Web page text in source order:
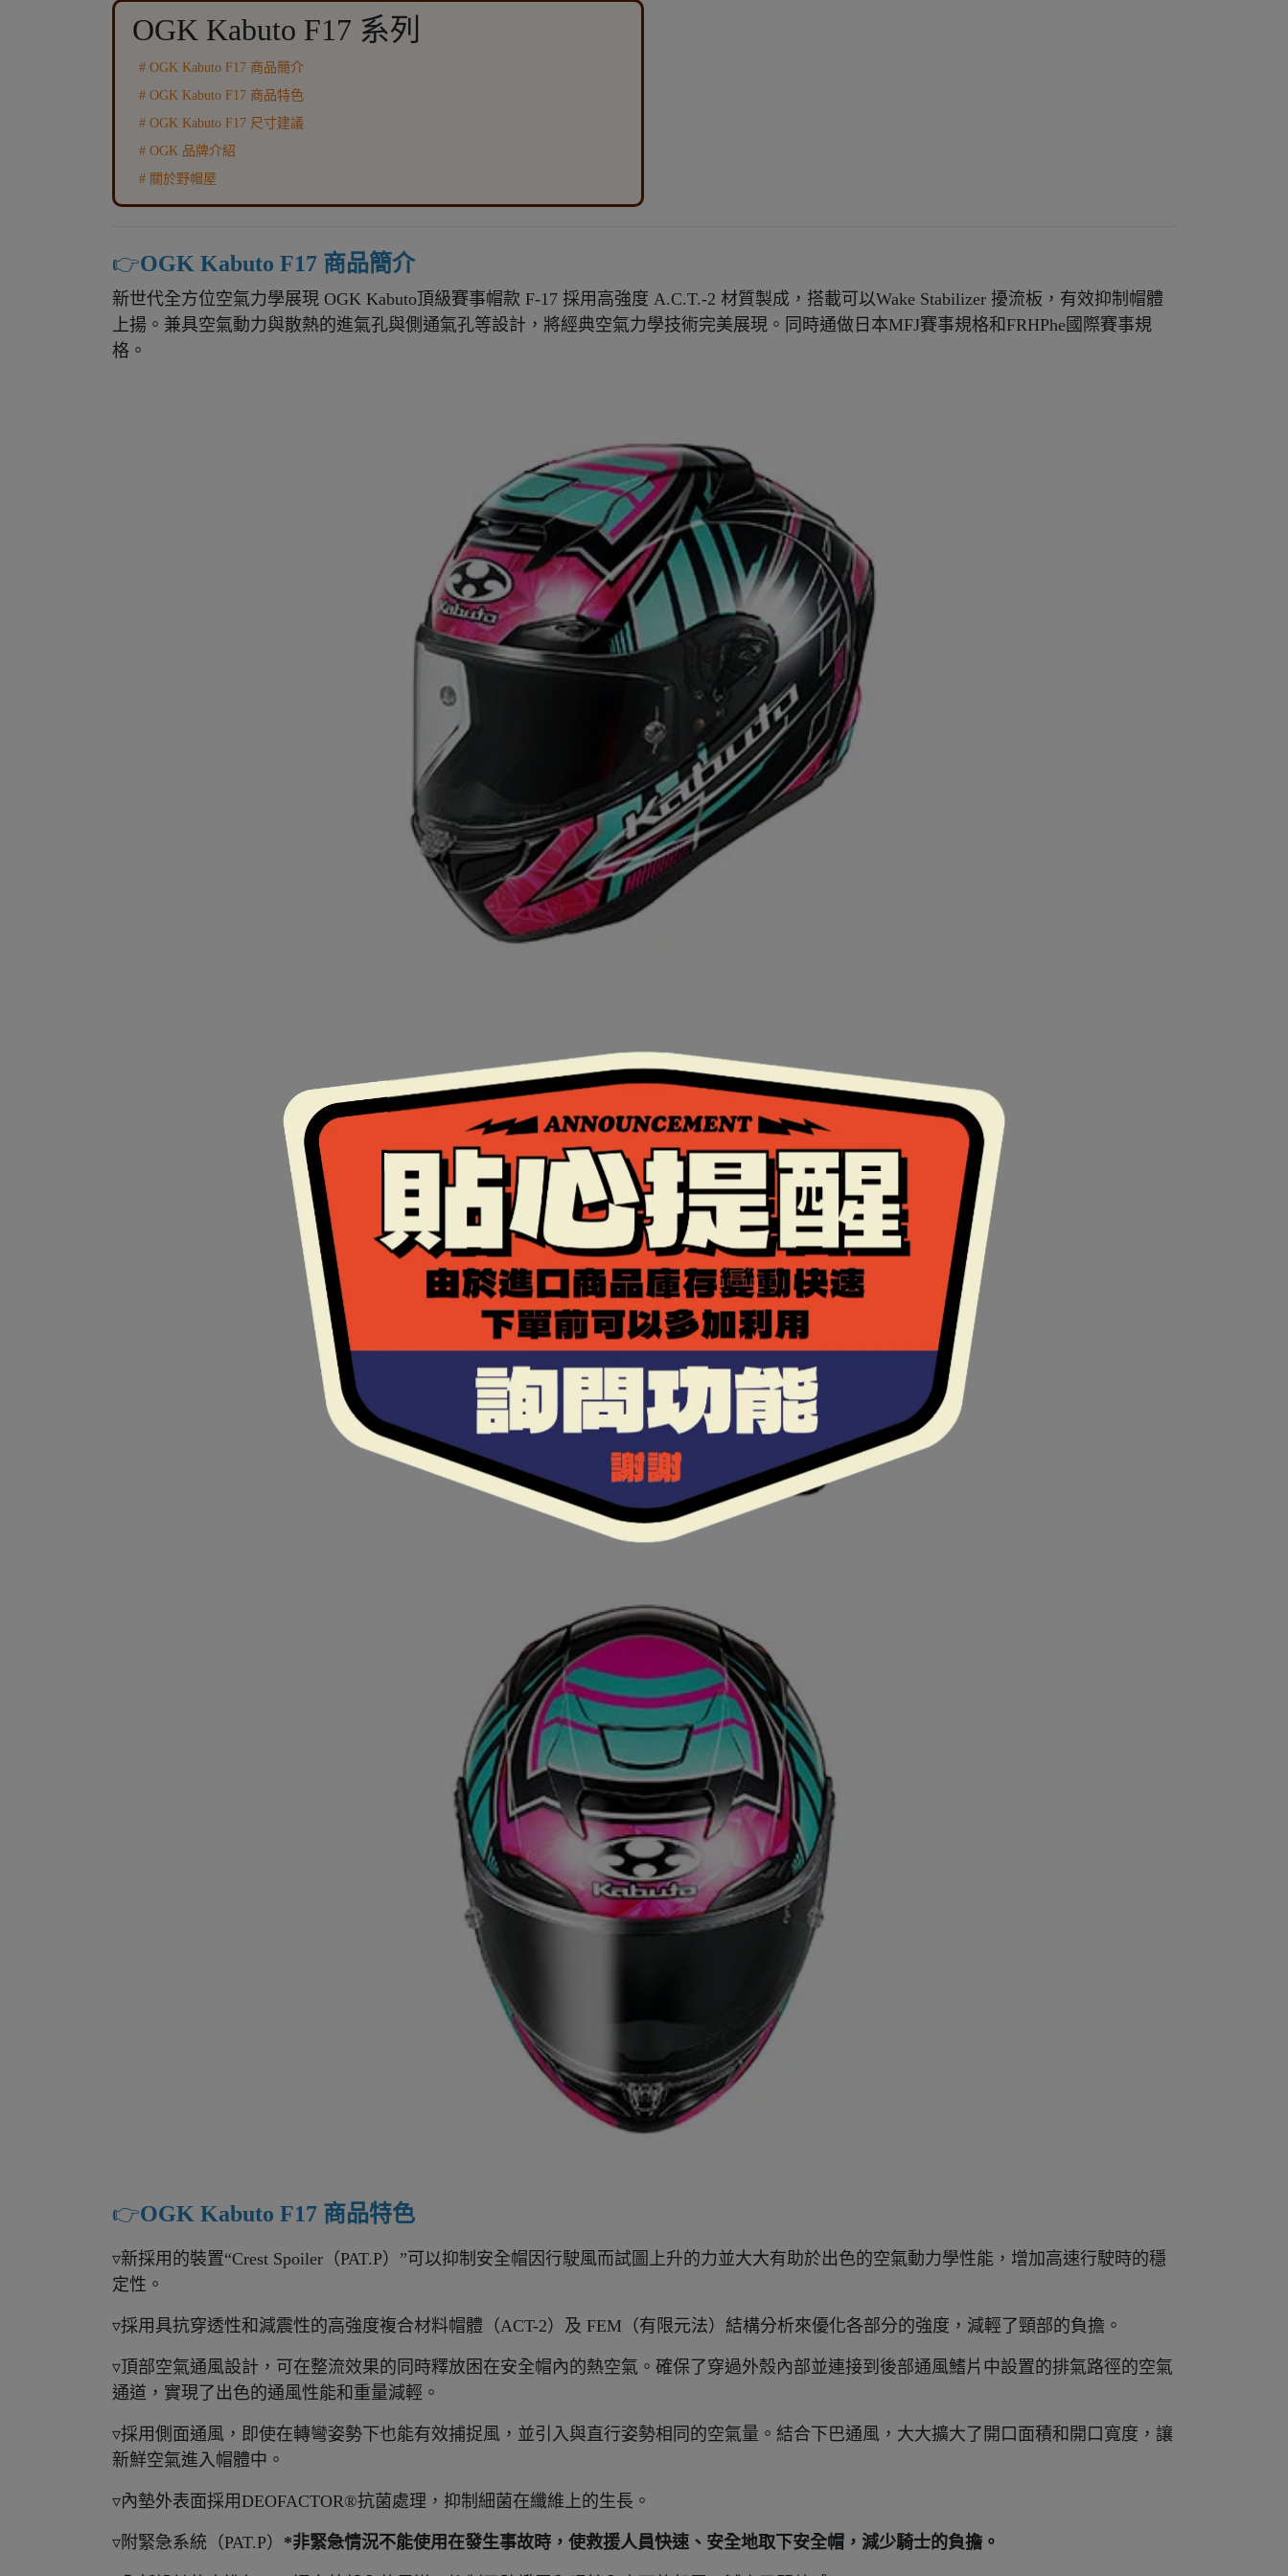
OGK Kabuto F17 系列
# OGK Kabuto F17 商品簡介
# OGK Kabuto F17 商品特色
# OGK Kabuto F17 尺寸建議
# OGK 品牌介紹
# 關於野帽屋
👉️OGK Kabuto F17 商品簡介
新世代全方位空氣力學展現 OGK Kabuto頂級賽事帽款 F-17 採用高強度 A.C.T.-2 材質製成，搭載可以Wake Stabilizer 擾流板，有效抑制帽體
上揚。兼具空氣動力與散熱的進氣孔與側通氣孔等設計，將經典空氣力學技術完美展現。同時通做日本MFJ賽事規格和FRHPhe國際賽事規
格。
👉️OGK Kabuto F17 商品特色
▿新採用的裝置“Crest Spoiler（PAT.P）”可以抑制安全帽因行駛風而試圖上升的力並大大有助於出色的空氣動力學性能，增加高速行駛時的穩
定性。
▿採用具抗穿透性和減震性的高強度複合材料帽體（ACT-2）及 FEM（有限元法）結構分析來優化各部分的強度，減輕了頸部的負擔。
▿頂部空氣通風設計，可在整流效果的同時釋放困在安全帽內的熱空氣。確保了穿過外殼內部並連接到後部通風鰭片中設置的排氣路徑的空氣
通道，實現了出色的通風性能和重量減輕。
▿採用側面通風，即使在轉彎姿勢下也能有效捕捉風，並引入與直行姿勢相同的空氣量。結合下巴通風，大大擴大了開口面積和開口寬度，讓
新鮮空氣進入帽體中。
▿內墊外表面採用DEOFACTOR®抗菌處理，抑制細菌在纖維上的生長。
▿附緊急系統（PAT.P） *非緊急情況不能使用在發生事故時，使救援人員快速、安全地取下安全帽，減少騎士的負擔。